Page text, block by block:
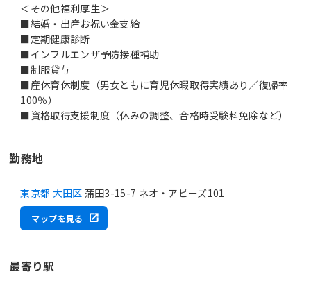
＜その他福利厚生＞
■結婚・出産お祝い金支給
■定期健康診断
■インフルエンザ予防接種補助
■制服貸与
■産休育休制度（男女ともに育児休暇取得実績あり／復帰率
100％）
■資格取得支援制度（休みの調整、合格時受験料免除など）
勤務地
東京都 大田区 蒲田3-15-7 ネオ・アピーズ101
マップを見る
最寄り駅